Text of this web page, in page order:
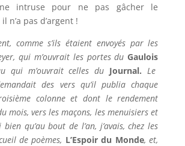
intruse pour ne pas gâcher le
n’a pas d’argent !
comme s’ils étaient envoyés par les
qui m’ouvrait les portes du Gaulois
qui m’ouvrait celles du Journal. Le
des vers qu’il publia chaque
colonne et dont le rendement
mois, vers les maçons, les menuisiers et
qu’au bout de l’an, j’avais, chez les
de poèmes, L’Espoir du Monde, et,